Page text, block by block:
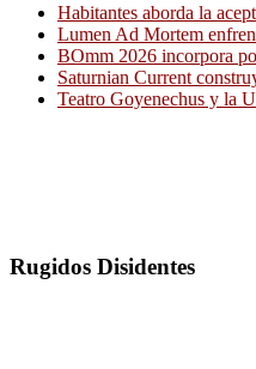
Habitantes aborda la
Lumen Ad Mortem
BOmm 2026 incorpora
Saturnian Current
Teatro Goyenechus y la
Rugidos Disidentes